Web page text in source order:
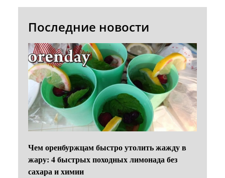
Последние новости
Чем оренбуржцам быстро утолить жажду в
жару: 4 быстрых походных лимонада без
сахара и химии